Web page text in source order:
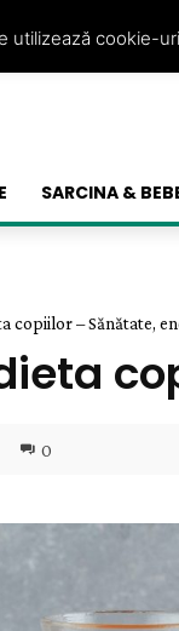
SARCINA &
copiilor – Sănătate,
0
utilizează cookie-